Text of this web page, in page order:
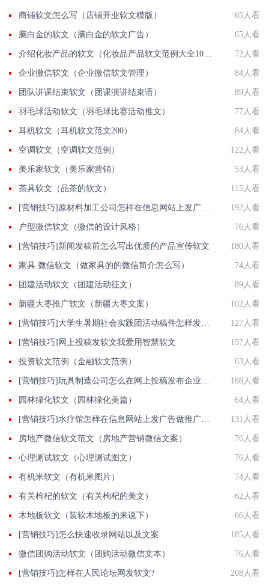
商铺软文怎么写（店铺开业软文模版） 65人看
脑白金的软文（脑白金的软文广告） 65人看
72人看
企业微信软文（企业微信软文管理） 84人看
团队讲课结束软文（团课演讲结束语） 89人看
羽毛球活动软文（羽毛球比赛活动推文） 77人看
耳机软文（耳机软文范文200） 84人看
空调软文（空调软文范例） 122人看
美乐家软文（美乐家营销） 53人看
茶具软文（品茶的软文） 115人看
192人看
户型微信软文（微信的设计风格） 76人看
[营销技巧]新闻发稿前怎么写出优质的产品宣传软文 180人看
家具 微信软文（做家具的的微信简介怎么写） 74人看
团建活动软文（团建活动征文） 89人看
新疆大枣推广软文（新疆大枣文案） 102人看
127人看
[营销技巧]网上投稿发软文我爱用智慧软文 157人看
投资软文范例（金融软文范例） 63人看
188人看
园林绿化软文（园林绿化美篇） 64人看
131人看
房地产微信软文范文（房地产营销微信文案） 76人看
心理测试软文（心理测试图文） 76人看
有机米软文（有机米图片） 74人看
有关枸杞的软文（有关枸杞的美文） 62人看
木地板软文（装软木地板的来说下） 66人看
[营销技巧]怎么快速收录网站以及文案 185人看
微信团购活动软文（团购活动微信文本） 76人看
[营销技巧]怎样在人民论坛网发软文? 208人看